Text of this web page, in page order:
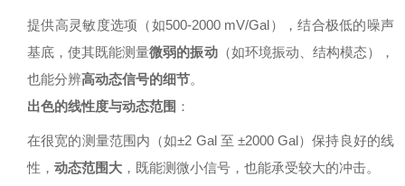
提供高灵敏度选项（如500-2000 mV/Gal），结合极低的噪声
基底，使其既能测量微弱的振动（如环境振动、结构模态），
也能分辨高动态信号的细节。
出色的线性度与动态范围 ：
在很宽的测量范围内（如±2 Gal 至 ±2000 Gal）保持良好的线
性， 动态范围大 ，既能测微小信号，也能承受较大的冲击。